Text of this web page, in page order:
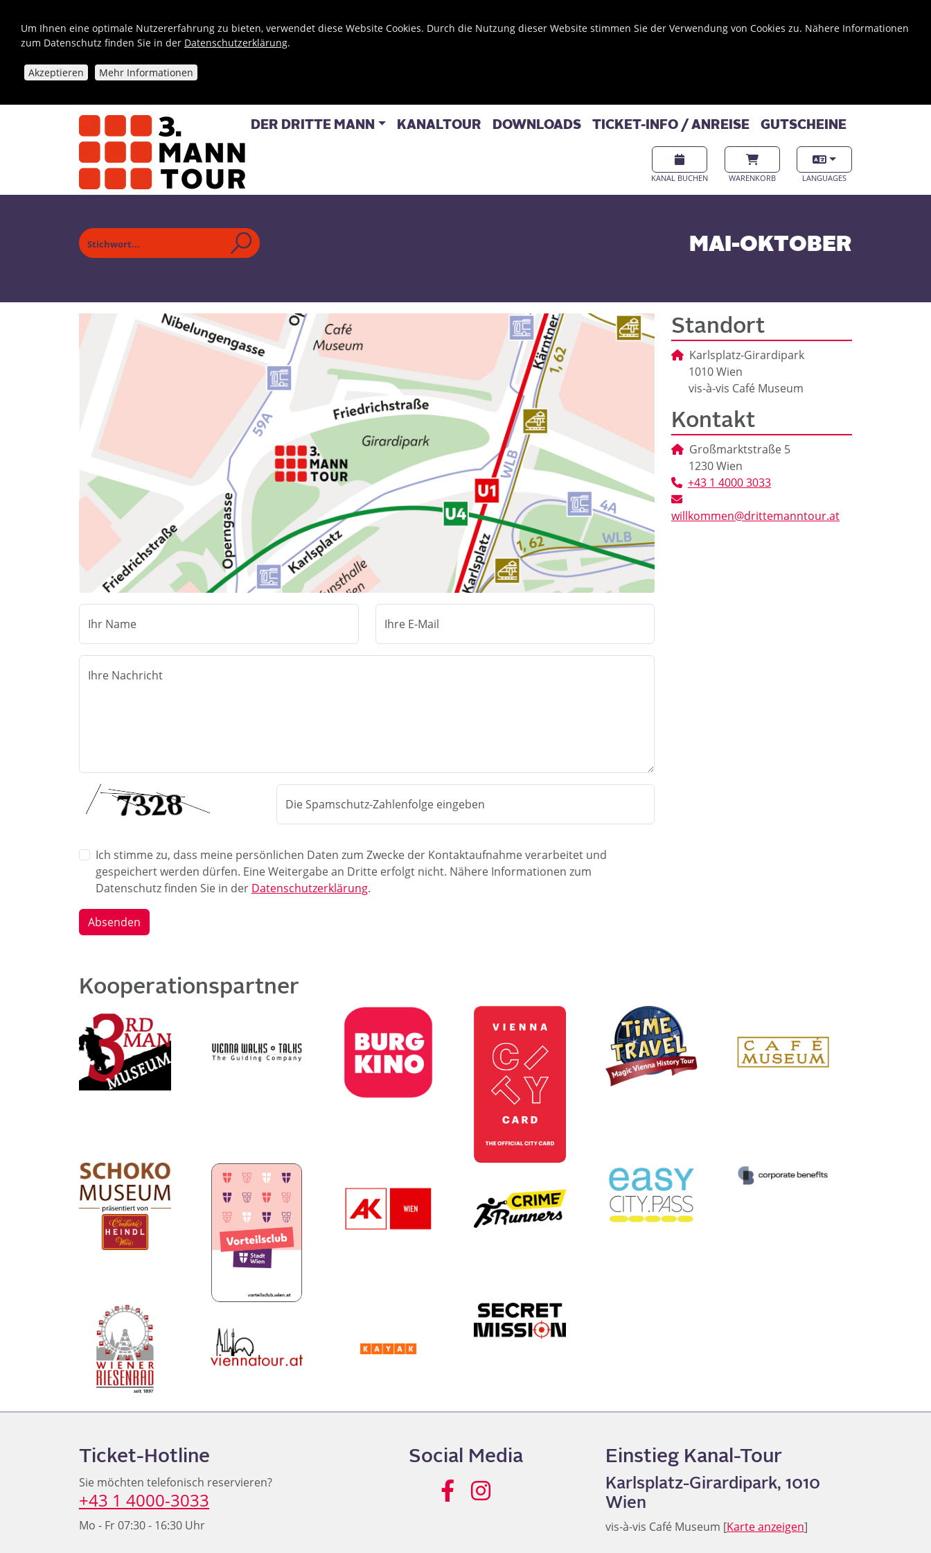
Um Ihnen eine optimale Nutzererfahrung zu bieten, verwendet diese Website Cookies. Durch die Nutzung dieser Website stimmen Sie der Verwendung von Cookies zu. Nähere Informationen
zum Datenschutz finden Sie in der Datenschutzerklärung.
Akzeptieren Mehr Informationen
DER DRITTE MANN KANALTOUR DOWNLOADS TICKET-INFO / ANREISE GUTSCHEINE
KANAL BUCHEN WARENKORB LANGUAGES
MAI-OKTOBER
Ihr Name Ihre E-Mail
Ihre Nachricht
Die Spamschutz-Zahlenfolge eingeben
Ich stimme zu, dass meine persönlichen Daten zum Zwecke der Kontaktaufnahme verarbeitet und
gespeichert werden dürfen. Eine Weitergabe an Dritte erfolgt nicht. Nähere Informationen zum
Datenschutz finden Sie in der Datenschutzerklärung.
Absenden
Standort
Karlsplatz-Girardipark
1010 Wien
vis-à-vis Café Museum
Kontakt
Großmarktstraße 5
1230 Wien
+43 1 4000 3033
willkommen@drittemanntour.at
Kooperationspartner
Ticket-Hotline
Sie möchten telefonisch reservieren?
+43 1 4000-3033
Mo - Fr 07:30 - 16:30 Uhr
Social Media Einstieg Kanal-Tour
Karlsplatz-Girardipark, 1010
Wien
vis-à-vis Café Museum [Karte anzeigen]